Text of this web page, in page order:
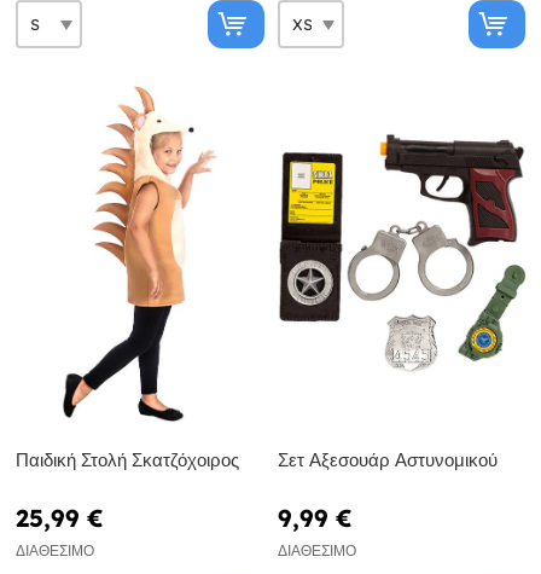
Παιδική Στολή Σκατζόχοιρος
25,99 €
ΔΙΑΘΈΣΙΜΟ
Σετ Αξεσουάρ Αστυνομικού
9,99 €
ΔΙΑΘΈΣΙΜΟ